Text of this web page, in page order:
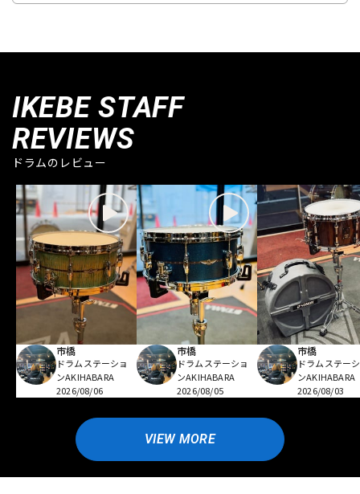
IKEBE STAFF
REVIEWS
ドラムのレビュー
市橋
ドラムステーショ
ンAKIHABARA
2026/08/06
市橋
ドラムステーショ
ンAKIHABARA
2026/08/05
市橋
ドラムステー
ンAKIHABARA
2026/08/03
VIEW MORE